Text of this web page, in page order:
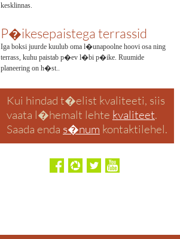
kesklinnas.
P�ikesepaistega terrassid
Iga boksi juurde kuulub oma l�unapoolne hoovi osa ning
terrass, kuhu paistab p�ev l�bi p�ike. Ruumide
planeering on h�st..
Kui hindad t�elist kvaliteeti, siis
vaata l�hemalt lehte kvaliteet.
Saada enda s�num kontaktilehel.